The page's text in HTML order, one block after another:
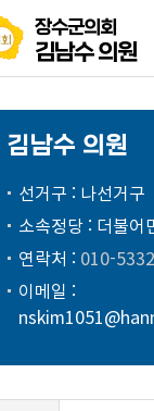
문으로 바로가기
인메뉴 바로가기
장수군의회
김남수 의원
김남수 의원
선거구 : 나선거구
소속정당 : 더불어
연락처 : 010-
이메일 :